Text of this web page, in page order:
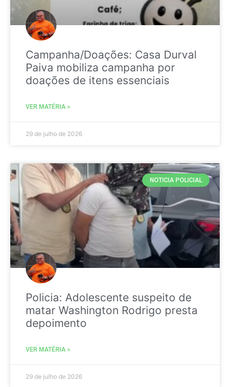
Campanha/Doações: Casa Durval
Paiva mobiliza campanha por
doações de itens essenciais
VER MATÉRIA »
29 de julho de 2026
NOTICIA POLICIAL
Policia: Adolescente suspeito de
matar Washington Rodrigo presta
depoimento
VER MATÉRIA »
29 de julho de 2026